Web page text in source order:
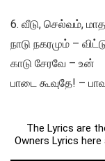
6. வீடு, செல்வம்,
நாடு நகரமும் –
காடு சேரவே – உன்
பாடை கூவுதே! –
The Lyrics are
Owners Lyrics